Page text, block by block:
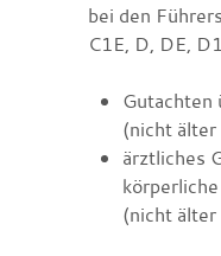
bei den
C1E, D, DE,
Gutachten
(nicht älter
ärztliches
(nicht älter